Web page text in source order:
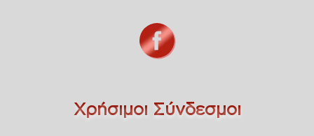
Χρήσιμοι Σύνδεσμοι